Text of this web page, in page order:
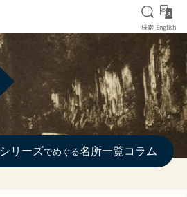
検索を
検索 English
シリーズでめぐる名所一覧コラム